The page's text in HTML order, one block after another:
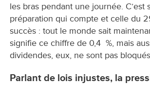
les bras pendant une journée. C’est
préparation qui compte et celle du
succès : tout le monde sait
signifie ce chiffre de 0,4 %, mais
dividendes, eux, ne sont pas
Parlant de lois injustes, la